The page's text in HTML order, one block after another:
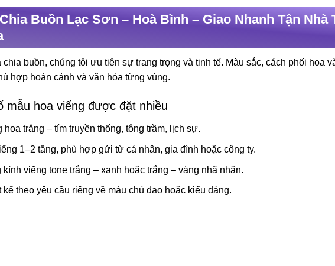
Buồn Lạc Sơn – Hoà Bình – Giao Nhanh Tận Nhà
chia buồn, chúng tôi ưu tiên sự trang trọng và tinh tế. Màu sắc, cách phối hoa
hợp hoàn cảnh và văn hóa từng vùng.
mẫu hoa viếng được đặt nhiều
hoa trắng – tím truyền thống, tông trầm, lịch sự.
1–2 tầng, phù hợp gửi từ cá nhân, gia đình hoặc công ty.
kính viếng tone trắng – xanh hoặc trắng – vàng nhã nhặn.
kế theo yêu cầu riêng về màu chủ đạo hoặc kiểu dáng.